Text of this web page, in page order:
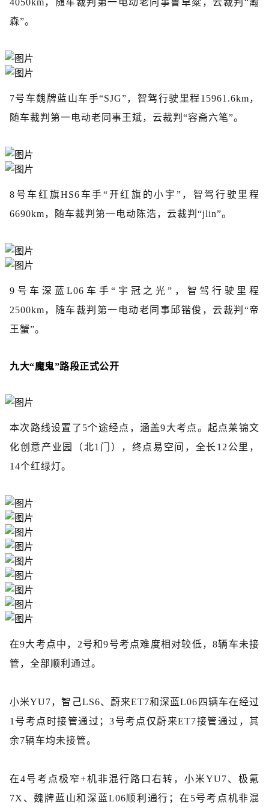
森”。
7号车魏牌蓝山车手“SJG”，智驾行驶里程15961.6km，
随车裁判第一电动老同事王斌，云裁判“容斋六笔”。
8号车红旗HS6车手“开红旗的小宇”，智驾行驶里程
6690km，随车裁判第一电动陈浩，云裁判“jlin”。
9号车深蓝L06车手“宇冠之光”，智驾行驶里程
2500km，随车裁判第一电动老同事邱锴俊，云裁判“帝
王蟹”。
九大“魔鬼”路段正式公开
本次路线设置了5个途经点，涵盖9大考点。起点莱锦文
化创意产业园（北1门），终点易空间，全长12公里，
14个红绿灯。
在9大考点中，2号和9号考点难度相对较低，8辆车未接
管，全部顺利通过。
小米YU7，智己LS6、蔚来ET7和深蓝L06四辆车在经过
1号考点时接管通过；3号考点仅蔚来ET7接管通过，其
余7辆车均未接管。
在4号考点极窄+机非混行路口右转，小米YU7、极氪
7X、魏牌蓝山和深蓝L06顺利通行；在5号考点机非混